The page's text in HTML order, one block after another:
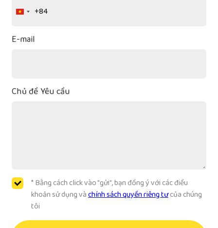
Vietnam
+84
E-mail
Chủ đề Yêu cầu
* Bằng cách click vào "gửi", bạn đồng ý với các điều
khoản sử dụng vàchính sách quyền riêng tưcủa chúng
tôi